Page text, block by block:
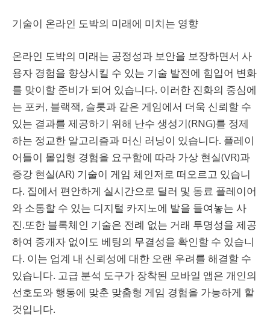
기술이 온라인 도박의 미래에 미치는 영향
온라인 도박의 미래는 공정성과 보안을 보장하면서 사
용자 경험을 향상시킬 수 있는 기술 발전에 힘입어 변화
를 맞이할 준비가 되어 있습니다. 이러한 진화의 중심에
는 포커, 블랙잭, 슬롯과 같은 게임에서 더욱 신뢰할 수
있는 결과를 제공하기 위해 난수 생성기(RNG)를 정제
하는 정교한 알고리즘과 머신 러닝이 있습니다. 플레이
어들이 몰입형 경험을 요구함에 따라 가상 현실(VR)과
증강 현실(AR) 기술이 게임 체인저로 떠오르고 있습니
다. 집에서 편안하게 실시간으로 딜러 및 동료 플레이어
와 소통할 수 있는 디지털 카지노에 발을 들여놓는 사
진.또한 블록체인 기술은 전례 없는 거래 투명성을 제공
하여 중개자 없이도 베팅의 무결성을 확인할 수 있습니
다. 이는 업계 내 신뢰성에 대한 오랜 우려를 해결할 수
있습니다. 고급 분석 도구가 장착된 모바일 앱은 개인의
선호도와 행동에 맞춘 맞춤형 게임 경험을 가능하게 할
것입니다.